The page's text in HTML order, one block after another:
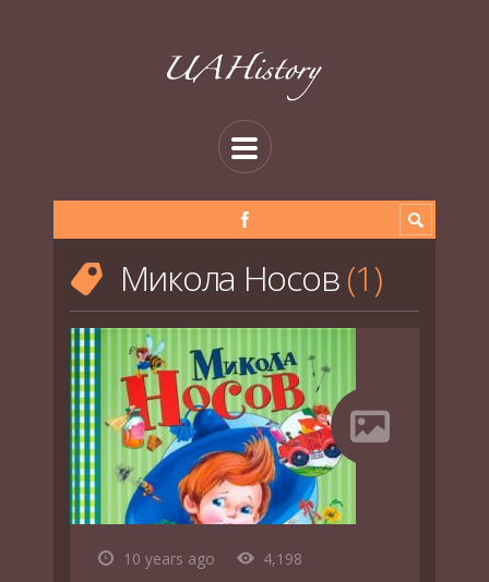
Микола Носов 1
10 years ago 4,198